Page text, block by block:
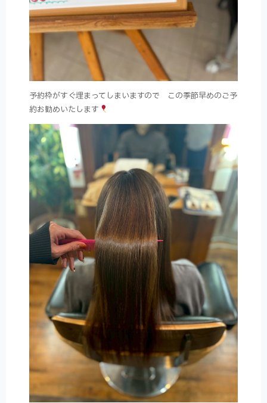
予約枠がすぐ埋まってしまいますので この季節早めのご予
約お勧めいたします